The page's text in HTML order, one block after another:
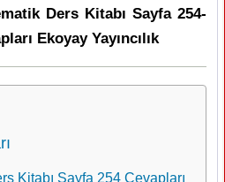
Ders Kitabı Sayfa 254-
Ekoyay Yayıncılık
Kitabı Sayfa 254 Cevapları